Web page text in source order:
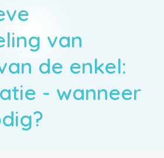
van
de enkel:
- wanneer